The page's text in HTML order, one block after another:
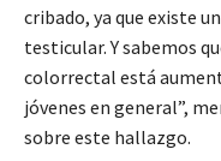
cribado, ya que existe
testicular. Y sabemos
colorrectal está
jóvenes en general”,
sobre este hallazgo.